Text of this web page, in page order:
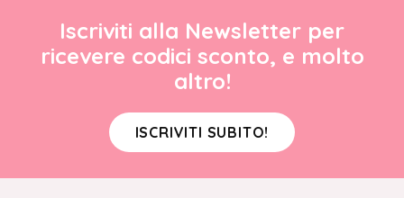
Iscriviti alla Newsletter per
ricevere codici sconto, e molto
altro!
ISCRIVITI SUBITO!